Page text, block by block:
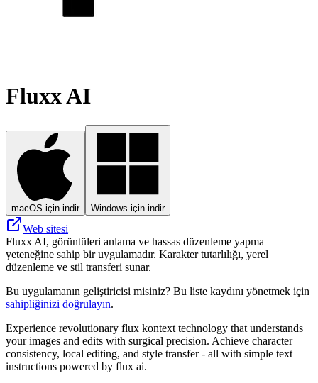
Fluxx AI
macOS için indir Windows için indir
Web sitesi
Fluxx AI, görüntüleri anlama ve hassas düzenleme yapma
yeteneğine sahip bir uygulamadır. Karakter tutarlılığı, yerel
düzenleme ve stil transferi sunar.
Bu uygulamanın geliştiricisi misiniz? Bu liste kaydını yönetmek için
sahipliğinizi doğrulayın.
Experience revolutionary flux kontext technology that understands
your images and edits with surgical precision. Achieve character
consistency, local editing, and style transfer - all with simple text
instructions powered by flux ai.